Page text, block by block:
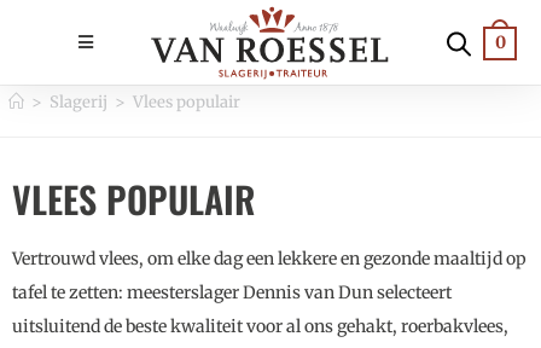
0
> Slagerij > Vlees populair
VLEES POPULAIR
Vertrouwd vlees, om elke dag een lekkere en gezonde maaltijd op
tafel te zetten: meesterslager Dennis van Dun selecteert
uitsluitend de beste kwaliteit voor al ons gehakt, roerbakvlees,